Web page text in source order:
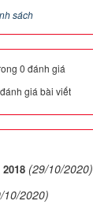
sách
0 đánh giá
giá bài viết
(29/10/2020)
10/2020)